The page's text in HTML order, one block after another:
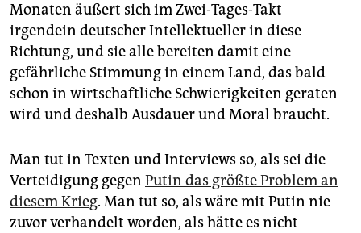
Monaten äußert sich im Zwei-Tages-Takt
irgendein deutscher Intellektueller in diese
Richtung, und sie alle bereiten damit eine
gefährliche Stimmung in einem Land, das bald
schon in wirtschaftliche Schwierigkeiten geraten
wird und deshalb Ausdauer und Moral braucht.
Man tut in Texten und Interviews so, als sei die
Verteidigung gegen Putin das größte Problem an
diesem Krieg. Man tut so, als wäre mit Putin nie
zuvor verhandelt worden, als hätte es nicht